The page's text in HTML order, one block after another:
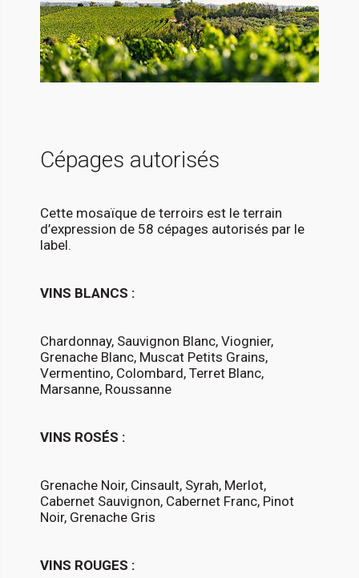
Cépages autorisés
Cette mosaïque de terroirs est le terrain
d’expression de 58 cépages autorisés par le
label.
VINS BLANCS :
Chardonnay, Sauvignon Blanc, Viognier,
Grenache Blanc, Muscat Petits Grains,
Vermentino, Colombard, Terret Blanc,
Marsanne, Roussanne
VINS ROSÉS :
Grenache Noir, Cinsault, Syrah, Merlot,
Cabernet Sauvignon, Cabernet Franc, Pinot
Noir, Grenache Gris
VINS ROUGES :